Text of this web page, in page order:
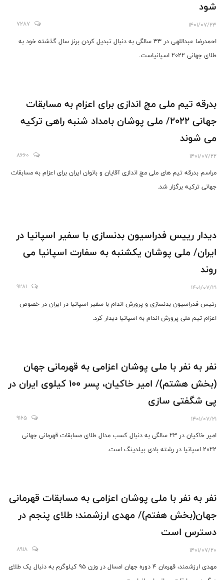
شود
1401/07/23
7287
احمدرضا عبداللهی در 33 سالگی به دنبال تبدیل کردن برنز سال گذشته خود به
طلای جهانی 2022 اسپانیاست.
بدرقه تيم ملى مچ اندازى براى اعزام به مسابقات
جهانى ٢٠٢٢/ ملى پوشان بامداد شنبه راهى تركيه
مى شوند
1401/07/22
8660
مراسم بدرقه تيم هاى ملى مچ اندازى آقايان و بانوان ايران براى اعزام به مسابقات
جهانى تركيه برگزار شد.
دیدار رييس فدراسيون بدنسازى با سفیر اسپانیا در
ایران/ ملى پوشان يكشنبه به سفارت اسپانيا مى
روند
1401/07/21
9281
رئیس فدراسیون بدنسازی و پرورش اندام با سفیر اسپانیا در ایران در خصوص
اعزام تيم ملى پرورش اندام به اسپانيا دیدار کرد.
نفر به نفر با ملی پوشان اعزامی به قهرمانی جهان
(بخش هشتم)/ امیر خاکیان، پسر 100 کیلوى ایران در
پی شگفتى سازى
1401/07/21
9165
امیر خاکیان در 23 سالگی به دنبال کسب مدال طلای مسابقات قهرمانی جهانی
٢٠٢٢ اسپانیا در رشته بادی بیلدینگ است.
نفر به نفر با ملی پوشان اعزامی به مسابقات قهرمانی
جهان(بخش هفتم)/ مهدی ارزشمند؛ طلای پنجم در
دسترس است
1401/07/20
8918
مهدی ارزشمند، قهرمان 4 دوره جهان امسال در وزن 95 کیلوگرم به دنبال یک طلای